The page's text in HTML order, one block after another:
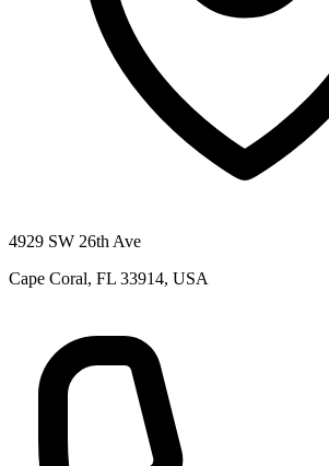
4929 SW 26th Ave
Cape Coral, FL 33914, USA